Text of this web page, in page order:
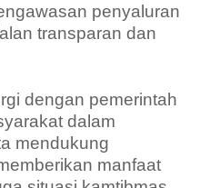
penyaluran
transparan dan
dengan pemerintah
dalam
mendukung
manfaat